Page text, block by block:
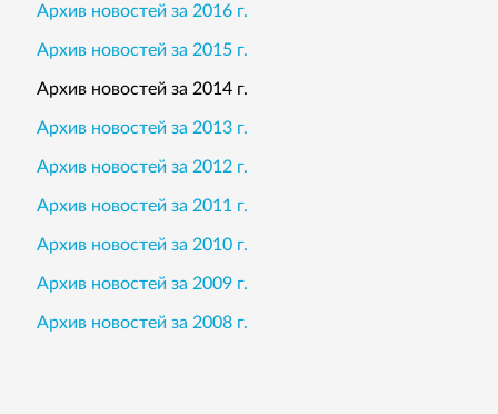
Архив новостей за 2016 г.
Архив новостей за 2015 г.
Архив новостей за 2014 г.
Архив новостей за 2013 г.
Архив новостей за 2012 г.
Архив новостей за 2011 г.
Архив новостей за 2010 г.
Архив новостей за 2009 г.
Архив новостей за 2008 г.